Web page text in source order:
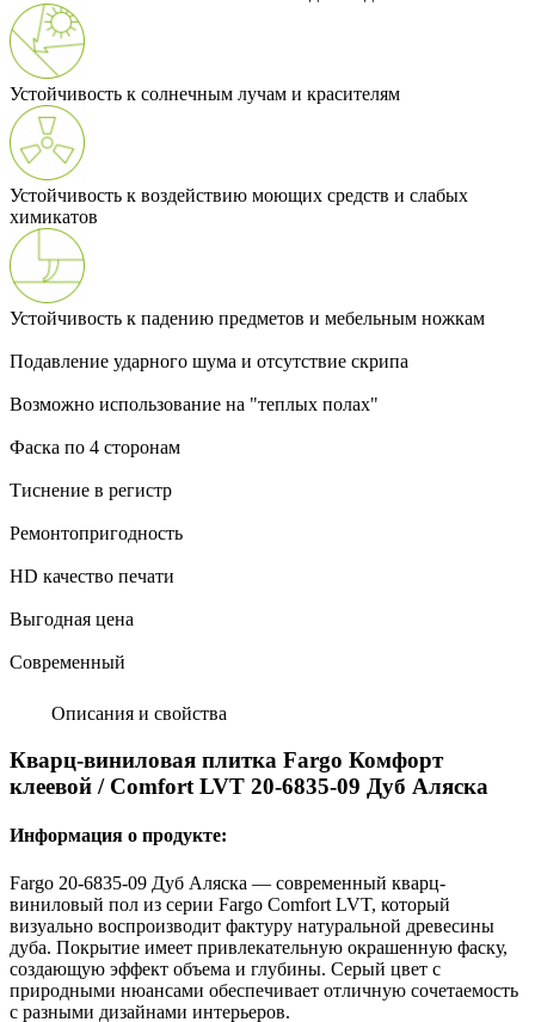
Устойчивость к солнечным лучам и красителям
Устойчивость к воздействию моющих средств и слабых
химикатов
Устойчивость к падению предметов и мебельным ножкам
Подавление ударного шума и отсутствие скрипа
Возможно использование на "теплых полах"
Фаска по 4 сторонам
Тиснение в регистр
Ремонтопригодность
HD качество печати
Выгодная цена
Современный
Описания и свойства
Кварц-виниловая плитка Fargo Комфорт
клеевой / Comfort LVT 20-6835-09 Дуб Аляска
Информация о продукте:
Fargo 20-6835-09 Дуб Аляска — современный кварц-
виниловый пол из серии Fargo Comfort LVT, который
визуально воспроизводит фактуру натуральной древесины
дуба. Покрытие имеет привлекательную окрашенную фаску,
создающую эффект объема и глубины. Серый цвет с
природными нюансами обеспечивает отличную сочетаемость
с разными дизайнами интерьеров.